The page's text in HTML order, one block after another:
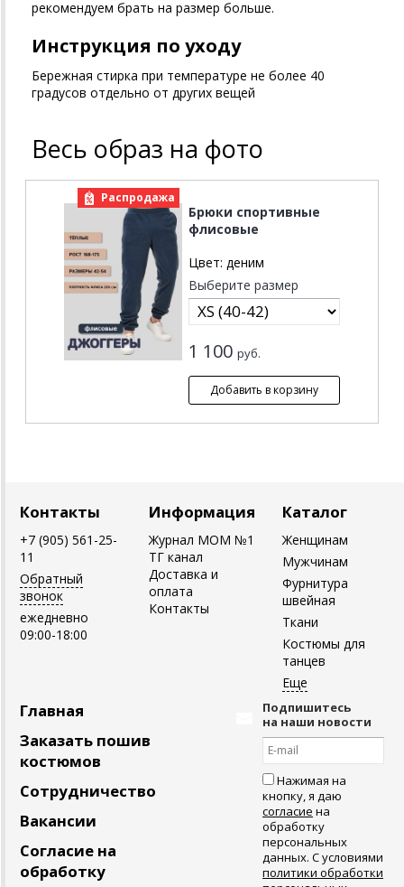
рекомендуем брать на размер больше.
Инструкция по уходу
Бережная стирка при температуре не более 40
градусов отдельно от других вещей
Весь образ на фото
Распродажа
Брюки спортивные
флисовые
Цвет: деним
Выберите размер
1 100 руб.
Контакты
+7 (905) 561-25-
11
Обратный
звонок
ежедневно
09:00-18:00
Информация
Журнал MOM №1
ТГ канал
Доставка и
оплата
Контакты
Каталог
Женщинам
Мужчинам
Фурнитура
швейная
Ткани
Костюмы для
танцев
Главная
Заказать пошив
костюмов
Сотрудничество
Вакансии
Согласие на
обработку
Подпишитесь
на наши новости
Нажимая на
кнопку, я даю
согласие на
обработку
персональных
данных. С условиями
политики обработки